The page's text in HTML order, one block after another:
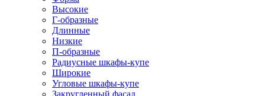
Высокие
Г-образные
Длинные
Низкие
П-образные
Радиусные шкафы-купе
Широкие
Угловые шкафы-купе
Закругленный фасад